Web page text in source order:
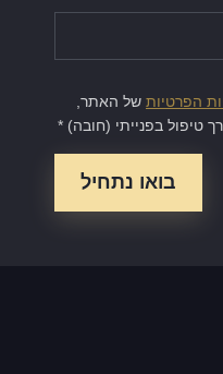
הפרטיות של האתר,
טיפול בפנייתי (חובה) *